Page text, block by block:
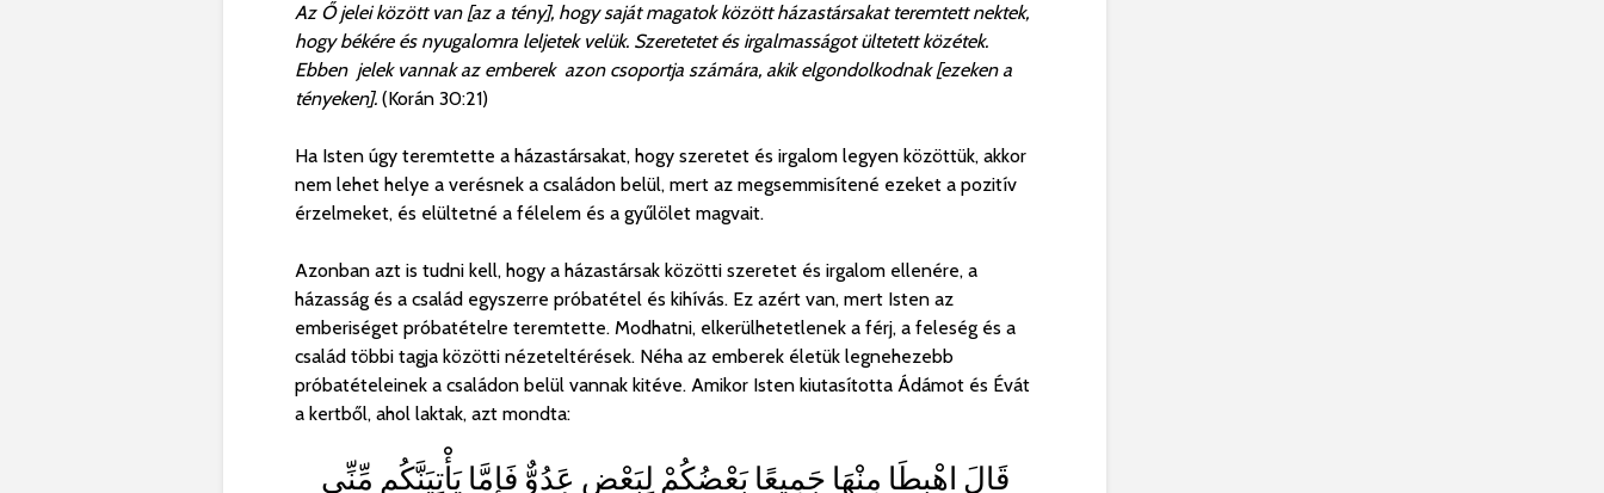
Az Ő jelei között van [az a tény], hogy saját magatok között házastársakat teremtett nektek,
hogy békére és nyugalomra leljetek velük. Szeretetet és irgalmasságot ültetett közétek.
Ebben jelek vannak az emberek azon csoportja számára, akik elgondolkodnak [ezeken a
tényeken]. (Korán 30:21)
Ha Isten úgy teremtette a házastársakat, hogy szeretet és irgalom legyen közöttük, akkor
nem lehet helye a verésnek a családon belül, mert az megsemmisítené ezeket a pozitív
érzelmeket, és elültetné a félelem és a gyűlölet magvait.
Azonban azt is tudni kell, hogy a házastársak közötti szeretet és irgalom ellenére, a
házasság és a család egyszerre próbatétel és kihívás. Ez azért van, mert Isten az
emberiséget próbatételre teremtette. Modhatni, elkerülhetetlenek a férj, a feleség és a
család többi tagja közötti nézeteltérések. Néha az emberek életük legnehezebb
próbatételeinek a családon belül vannak kitéve. Amikor Isten kiutasította Ádámot és Évát
a kertből, ahol laktak, azt mondta:
قَالَ اهْبِطَا مِنْهَا جَمِيعًا بَعْضُكُمْ لِبَعْضٍ عَدُوٌّ فَإِمَّا يَأْتِيَنَّكُم مِّنِّي